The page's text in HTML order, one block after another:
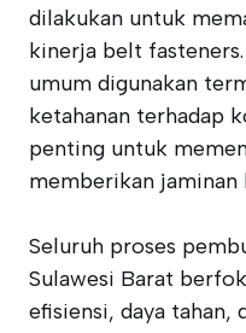
dilakukan untuk
kinerja belt
umum digunakan
ketahanan terhadap
penting untuk
memberikan jaminan
Seluruh proses
Sulawesi Barat
efisiensi, daya tahan,